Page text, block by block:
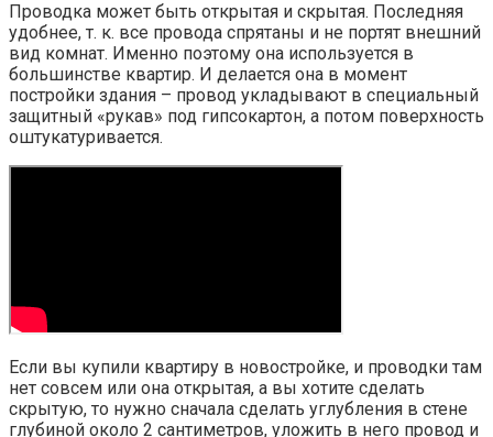
Проводка может быть открытая и скрытая. Последняя
удобнее, т. к. все провода спрятаны и не портят внешний
вид комнат. Именно поэтому она используется в
большинстве квартир. И делается она в момент
постройки здания – провод укладывают в специальный
защитный «рукав» под гипсокартон, а потом поверхность
оштукатуривается.
Если вы купили квартиру в новостройке, и проводки там
нет совсем или она открытая, а вы хотите сделать
скрытую, то нужно сначала сделать углубления в стене
глубиной около 2 сантиметров, уложить в него провод и